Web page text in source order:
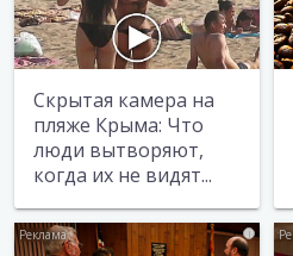
Скрытая камера на
пляже Крыма: Что
люди вытворяют,
когда их не видят...
i